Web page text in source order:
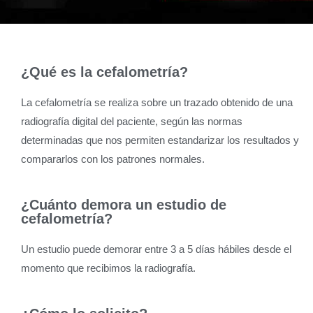
¿Qué es la cefalometría?
La cefalometría se realiza sobre un trazado obtenido de una
radiografía digital del paciente, según las normas
determinadas que nos permiten estandarizar los resultados y
compararlos con los patrones normales.
¿Cuánto demora un estudio de
cefalometría?
Un estudio puede demorar entre 3 a 5 días hábiles desde el
momento que recibimos la radiografía.